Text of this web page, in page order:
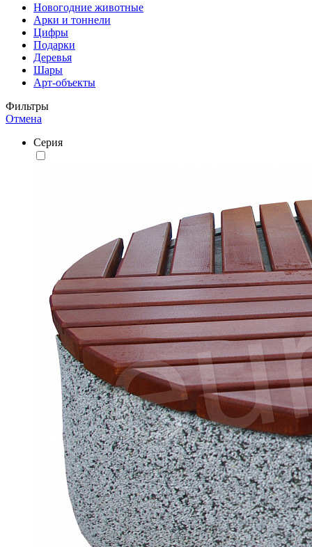
Новогодние животные
Арки и тоннели
Цифры
Подарки
Деревья
Шары
Арт-объекты
Фильтры
Отмена
Серия